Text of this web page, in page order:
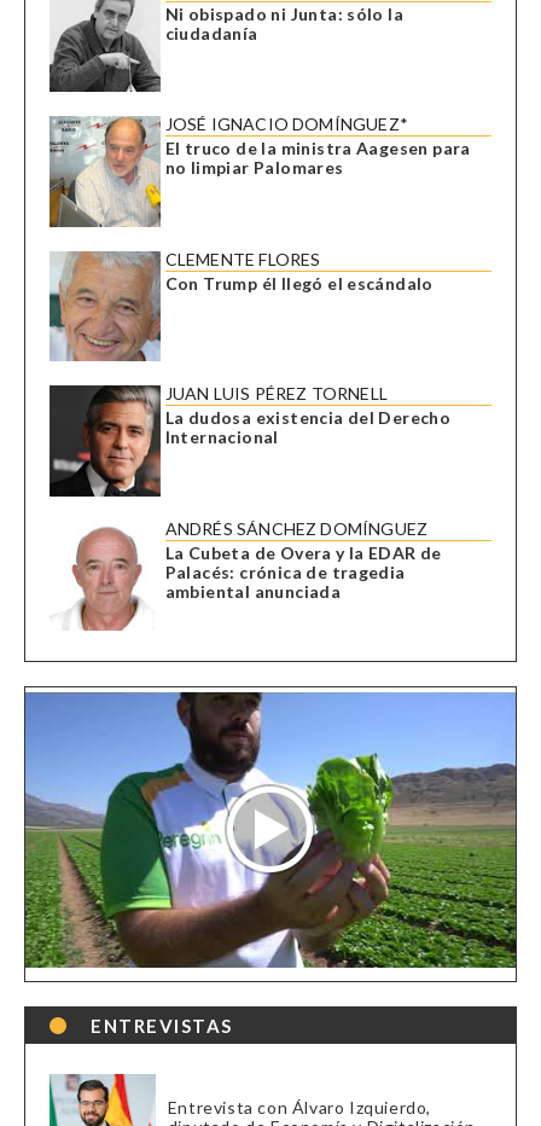
Ni obispado ni Junta: sólo la
ciudadanía
JOSÉ IGNACIO DOMÍNGUEZ*
El truco de la ministra Aagesen para
no limpiar Palomares
CLEMENTE FLORES
Con Trump él llegó el escándalo
JUAN LUIS PÉREZ TORNELL
La dudosa existencia del Derecho
Internacional
ANDRÉS SÁNCHEZ DOMÍNGUEZ
La Cubeta de Overa y la EDAR de
Palacés: crónica de tragedia
ambiental anunciada
ENTREVISTAS
Entrevista con Álvaro Izquierdo,